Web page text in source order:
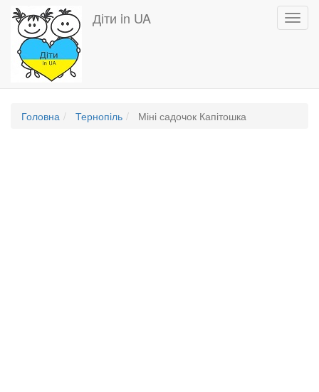
Перейти
основного
вмісту
Діти in UA
Головна Тернопіль Міні садочок Капітошка